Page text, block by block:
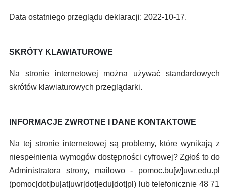
Data ostatniego przeglądu deklaracji: 2022-10-17.
SKRÓTY KLAWIATUROWE
Na stronie internetowej można używać standardowych
skrótów klawiaturowych przeglądarki.
INFORMACJE ZWROTNE I DANE KONTAKTOWE
Na tej stronie internetowej są problemy, które wynikają z
niespełnienia wymogów dostępności cyfrowej? Zgłoś to do
Administratora strony, mailowo - pomoc.bu[w]uwr.edu.pl
(pomoc[dot]bu[at]uwr[dot]edu[dot]pl) lub telefonicznie 48 71